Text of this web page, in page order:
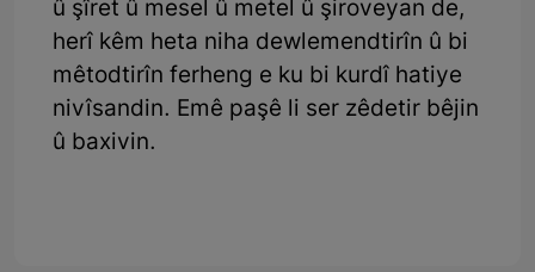
û şîret û mesel û metel û şiroveyan de,
herî kêm heta niha dewlemendtirîn û bi
mêtodtirîn ferheng e ku bi kurdî hatiye
nivîsandin. Emê paşê li ser zêdetir bêjin
û baxivin.